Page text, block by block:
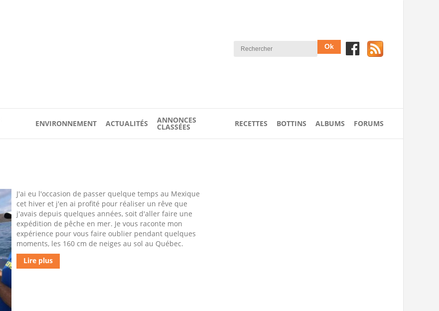
ENVIRONNEMENT ACTUALITÉS ANNONCES
CLASSÉES RECETTES BOTTINS ALBUMS FORUMS
J'ai eu l'occasion de passer quelque temps au Mexique
cet hiver et j'en ai profité pour réaliser un rêve que
j'avais depuis quelques années, soit d'aller faire une
expédition de pêche en mer. Je vous raconte mon
expérience pour vous faire oublier pendant quelques
moments, les 160 cm de neiges au sol au Québec.
Lire plus